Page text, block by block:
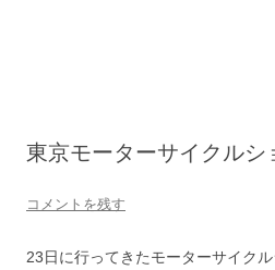
東京モーターサイクルシ
コメントを残す
23日に行ってきたモーターサイク